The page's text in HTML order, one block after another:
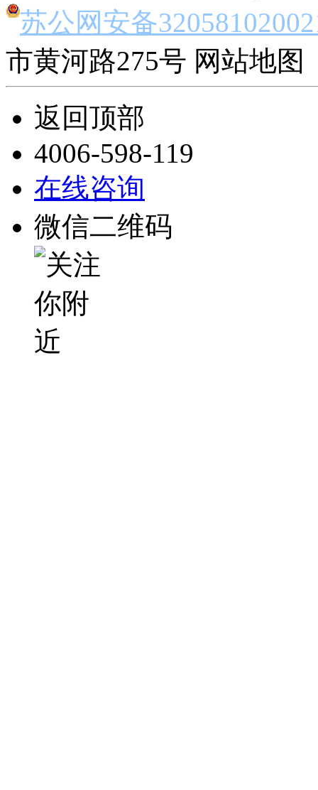
苏公网安备
市黄河路275号 网站地图
返回顶部
4006-598-119
在线咨询
微信二维码